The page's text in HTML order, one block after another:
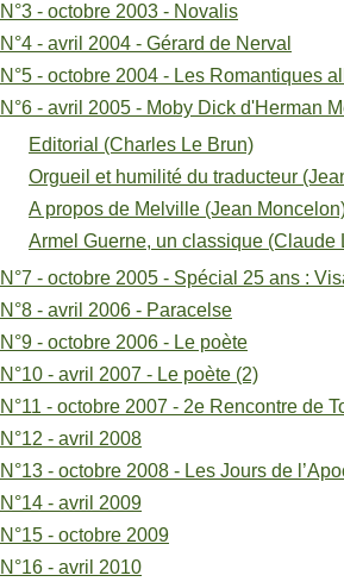
propos
de
Melville
(Jean
Moncelon)
N°3 - octobre 2003 - Novalis
N°4 - avril 2004 - Gérard de Nerval
N°5 - octobre 2004 - Les Romantiques
N°6 - avril 2005 - Moby Dick d'Herman
Editorial (Charles Le Brun)
Orgueil et humilité du traducteur
A propos de Melville (Jean
Armel Guerne, un classique (Claude
N°7 - octobre 2005 - Spécial 25 ans :
N°8 - avril 2006 - Paracelse
N°9 - octobre 2006 - Le poète
N°10 - avril 2007 - Le poète (2)
N°11 - octobre 2007 - 2e Rencontre de
N°12 - avril 2008
N°13 - octobre 2008 - Les Jours de
N°14 - avril 2009
N°15 - octobre 2009
N°16 - avril 2010